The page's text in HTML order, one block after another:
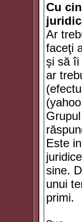
Cu
Ar
faceţi
şi să îi
ar
Este
sine.
unui
primi.